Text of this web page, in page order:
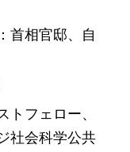
首相官邸、自
トフェロー、
社会科学公共